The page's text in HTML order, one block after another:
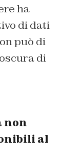
ha
di dati
può di
di
non
al